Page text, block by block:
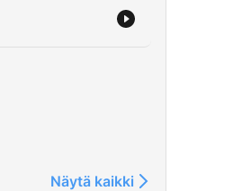
Näytä kaikki